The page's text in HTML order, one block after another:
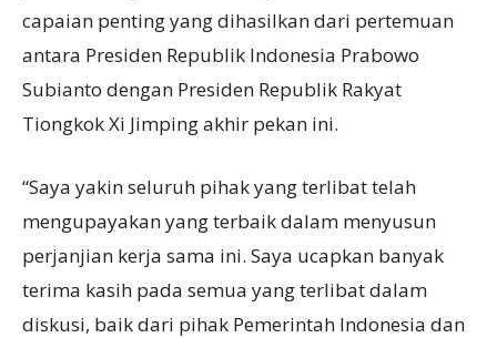
capaian penting yang dihasilkan dari pertemuan
antara Presiden Republik Indonesia Prabowo
Subianto dengan Presiden Republik Rakyat
Tiongkok Xi Jimping akhir pekan ini.
“Saya yakin seluruh pihak yang terlibat telah
mengupayakan yang terbaik dalam menyusun
perjanjian kerja sama ini. Saya ucapkan banyak
terima kasih pada semua yang terlibat dalam
diskusi, baik dari pihak Pemerintah Indonesia dan